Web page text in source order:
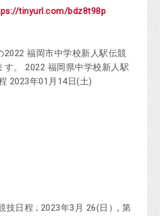
tinyurl.com/bdz8t98p
2022 福岡市中学校新人駅伝競
す。 2022 福岡県中学校新人駅
2023年01月14日(土)
技日程 ; 2023年3月 26(日）, 第